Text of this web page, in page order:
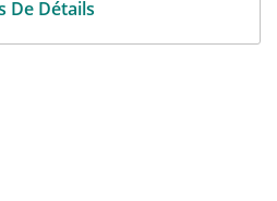
De Détails